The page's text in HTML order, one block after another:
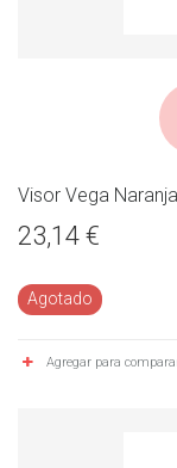
Visor Vega Naranja
23,14 €
Agotado
Agregar para